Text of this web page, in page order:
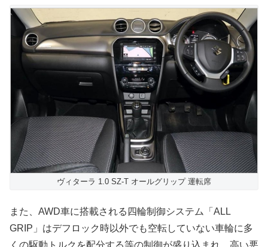
ヴィターラ 1.0 SZ-T オールグリップ 運転席
また、AWD車に搭載される四輪制御システム「ALL
GRIP」はデフロック時以外でも空転していない車輪に多